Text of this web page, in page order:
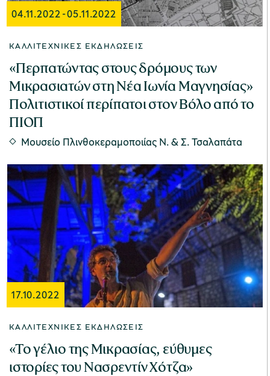
04.11.2022-05.11.2022
ΚΑΛΛΙΤΕΧΝΙΚΈΣ ΕΚΔΗΛΏΣΕΙΣ
«Περπατώντας στους δρόμους των
Μικρασιατών στη Νέα Ιωνία Μαγνησίας»
Πολιτιστικοί περίπατοι στον Βόλο από το
ΠΙΟΠ
Μουσείο Πλινθοκεραμοποιίας N. & Σ. Τσαλαπάτα
17.10.2022
ΚΑΛΛΙΤΕΧΝΙΚΈΣ ΕΚΔΗΛΏΣΕΙΣ
«Το γέλιο της Μικρασίας, εύθυμες
ιστορίες του Νασρεντίν Χότζα»